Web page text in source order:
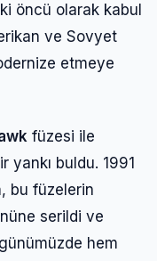
öncü olarak kabul
ve Sovyet
etmeye
füzesi ile
yankı buldu. 1991
bu füzelerin
serildi ve
günümüzde hem